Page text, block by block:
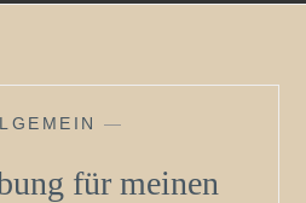
—
für meinen